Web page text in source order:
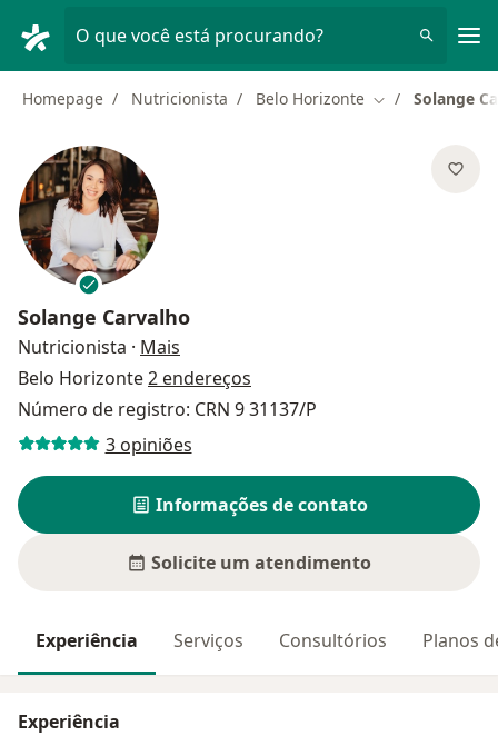
O que você está procurando?
Homepage Nutricionista Belo Horizonte Mudar de cidade
Solange
Solange Carvalho
Nutricionista · Mais
Belo Horizonte2 endereços
Número de registro: CRN 9 31137/P
3 opiniões
Informações de contato
Solicite um atendimento
Experiência Serviços Consultórios Planos
Experiência